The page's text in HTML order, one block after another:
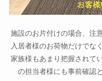
施設のお片付けの場合、注
入居者様のお荷物だけでな
家族様もあまり把握されて
の担当者様にも事前確認